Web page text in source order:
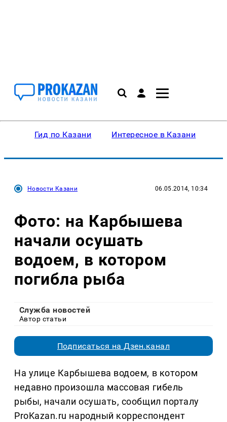
Гид по Казани Интересное в Казани
Новости Казани 06.05.2014, 10:34
Фото: на Карбышева
начали осушать
водоем, в котором
погибла рыба
Служба новостей
Автор статьи
Подписаться на Дзен.канал
На улице Карбышева водоем, в котором
недавно произошла массовая гибель
рыбы, начали осушать, сообщил порталу
ProKazan.ru народный корреспондент